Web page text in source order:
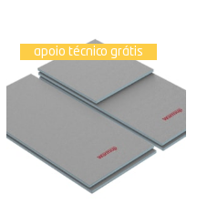
apoio técnico grátis